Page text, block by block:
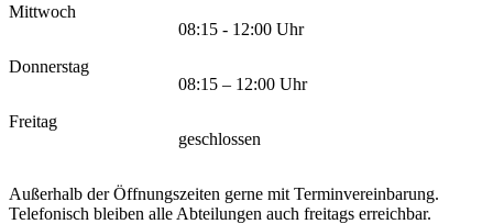
Mittwoch
08:15 - 12:00 Uhr
Donnerstag
08:15 – 12:00 Uhr
Freitag
geschlossen
Außerhalb der Öffnungszeiten gerne mit Terminvereinbarung.
Telefonisch bleiben alle Abteilungen auch freitags erreichbar.